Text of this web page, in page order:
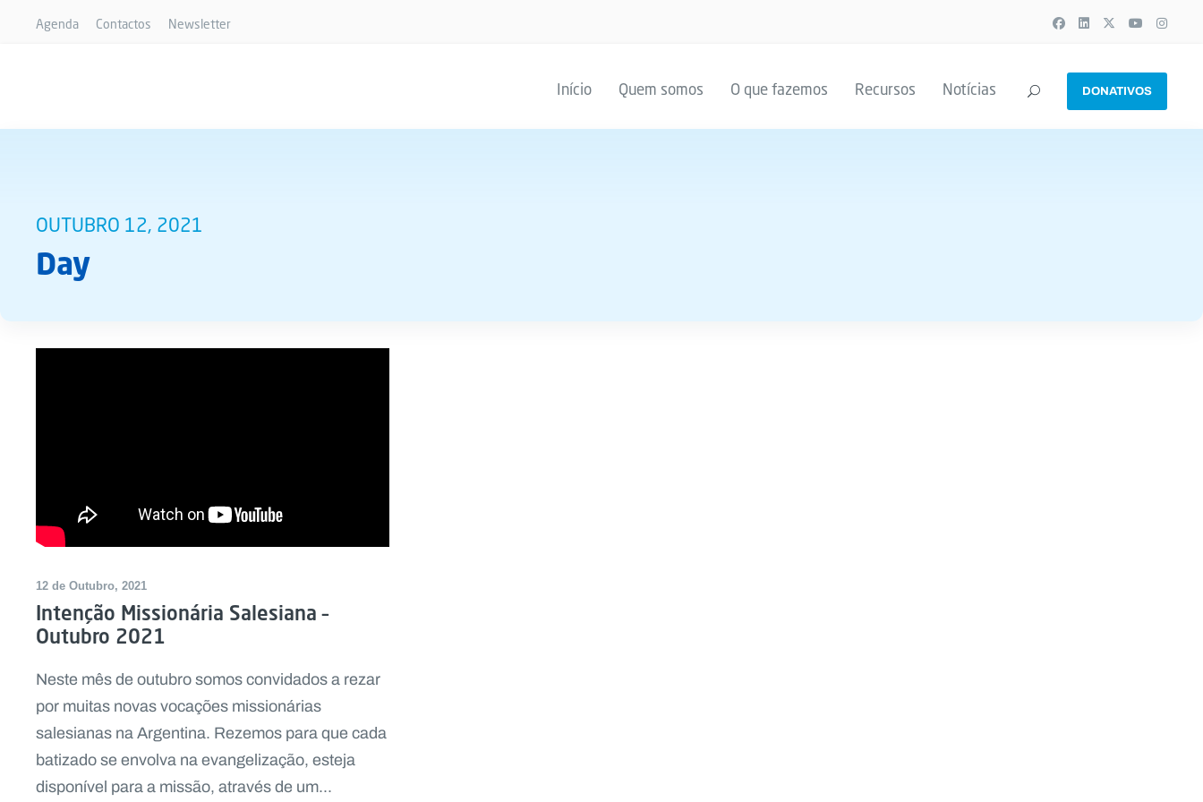
Agenda Contactos Newsletter
Início Quem somos O que fazemos Recursos Notícias DONATIVOS
OUTUBRO 12, 2021
Day
12 de Outubro, 2021
Intenção Missionária Salesiana –
Outubro 2021
Neste mês de outubro somos convidados a rezar
por muitas novas vocações missionárias
salesianas na Argentina. Rezemos para que cada
batizado se envolva na evangelização, esteja
disponível para a missão, através de um...